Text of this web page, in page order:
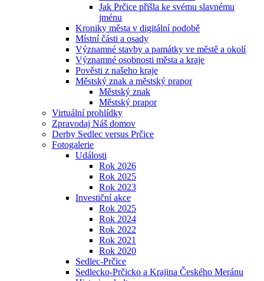
Jak Prčice přišla ke svému slavnému
jménu
Kroniky města v digitální podobě
Místní části a osady
Významné stavby a památky ve městě a okolí
Významné osobnosti města a kraje
Pověsti z našeho kraje
Městský znak a městský prapor
Městský znak
Městský prapor
Virtuální prohlídky
Zpravodaj Náš domov
Derby Sedlec versus Prčice
Fotogalerie
Události
Rok 2026
Rok 2025
Rok 2023
Investiční akce
Rok 2025
Rok 2024
Rok 2022
Rok 2021
Rok 2020
Sedlec-Prčice
Sedlecko-Prčicko a Krajina Českého Meránu